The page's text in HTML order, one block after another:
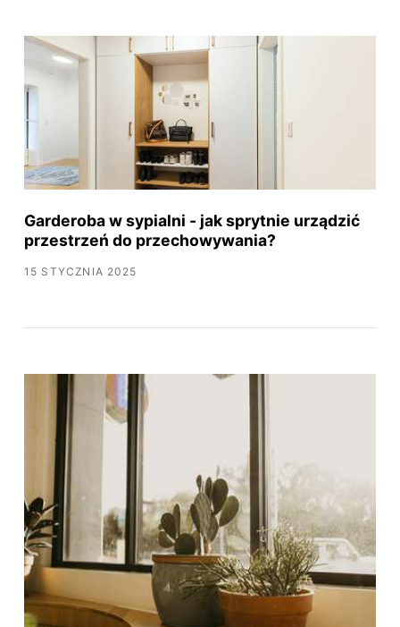
Garderoba w sypialni - jak sprytnie urządzić
przestrzeń do przechowywania?
15 STYCZNIA 2025